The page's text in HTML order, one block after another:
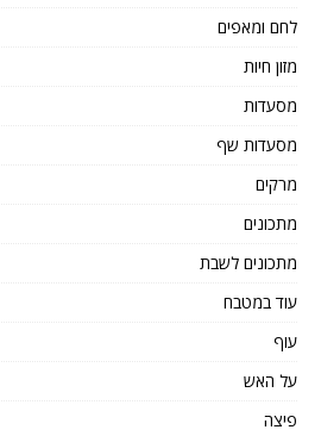
לחם ומאפים
מזון חיות
מסעדות
מסעדות שף
מרקים
מתכונים
מתכונים לשבת
עוד במטבח
עוף
על האש
פיצה